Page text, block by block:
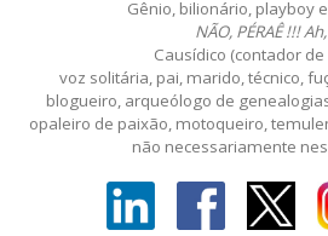
Gênio, bilionário, playboy
NÃO, PÉRAÊ !!!
Causídico (contador de
voz solitária, pai, marido, técnico,
blogueiro, arqueólogo de
opaleiro de paixão, motoqueiro,
não necessariamente